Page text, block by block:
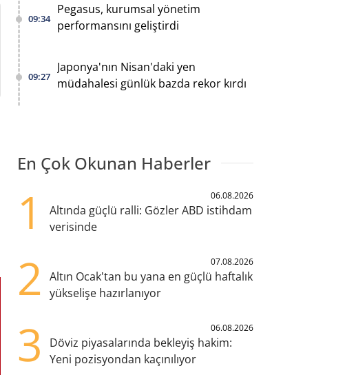
09:34
Pegasus, kurumsal yönetim
performansını geliştirdi
09:27
Japonya'nın Nisan'daki yen
müdahalesi günlük bazda rekor kırdı
En Çok Okunan Haberler
1 06.08.2026
Altında güçlü ralli: Gözler ABD istihdam
verisinde
2 07.08.2026
Altın Ocak'tan bu yana en güçlü haftalık
yükselişe hazırlanıyor
3 06.08.2026
Döviz piyasalarında bekleyiş hakim:
Yeni pozisyondan kaçınılıyor